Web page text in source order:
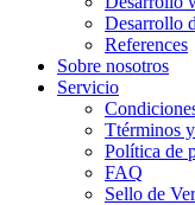
Desarrollo
References
Sobre nosotros
Servicio
Ttérminos
Política de
FAQ
Sello de